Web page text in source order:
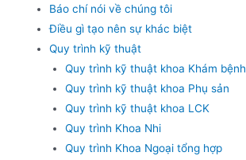
Báo chí nói về chúng tôi
Điều gì tạo nên sự khác biệt
Quy trình kỹ thuật
Quy trình kỹ thuật khoa Khám bệnh
Quy trình kỹ thuật khoa Phụ sản
Quy trình kỹ thuật khoa LCK
Quy trình Khoa Nhi
Quy trình Khoa Ngoại tổng hợp